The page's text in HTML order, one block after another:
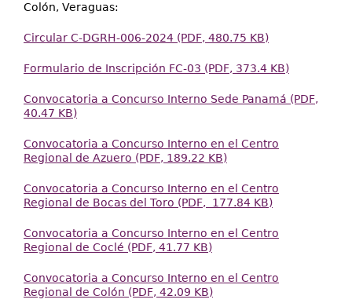
Colón, Veraguas:
Circular C-DGRH-006-2024 (PDF, 480.75 KB)
Formulario de Inscripción FC-03 (PDF, 373.4 KB)
Convocatoria a Concurso Interno Sede Panamá (PDF,
40.47 KB)
Convocatoria a Concurso Interno en el Centro
Regional de Azuero (PDF, 189.22 KB)
Convocatoria a Concurso Interno en el Centro
Regional de Bocas del Toro (PDF, 177.84 KB)
Convocatoria a Concurso Interno en el Centro
Regional de Coclé (PDF, 41.77 KB)
Convocatoria a Concurso Interno en el Centro
Regional de Colón (PDF, 42.09 KB)